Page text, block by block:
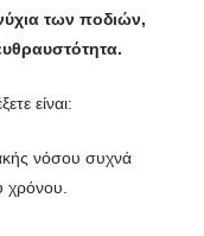
των ποδιών,
είναι:
νόσου συχνά